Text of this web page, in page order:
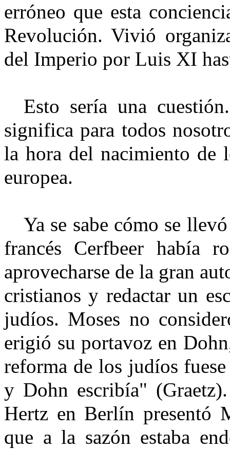
erróneo que esta
Revolución. Vivió
del Imperio por Luis XI
Esto sería una
significa para todos
la hora del nacimiento de
europea.
Ya se sabe cómo se
francés Cerfbeer había
aprovecharse de la gran
cristianos y redactar un
judíos. Moses no
erigió su portavoz en
reforma de los judíos
y Dohn escribía"
Hertz en Berlín presentó
que a la sazón estaba